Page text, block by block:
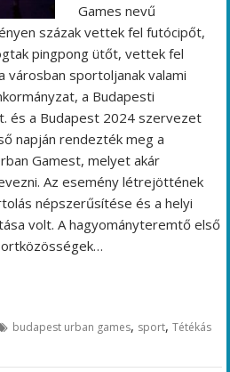
Games nevű
százak vettek fel futócipőt,
pingpong ütőt, vettek fel
városban sportoljanak valami
a Budapesti
és a Budapest 2024 szervezet
napján rendezték meg a
Gamest, melyet akár
Az esemény létrejöttének
népszerűsítése és a helyi
volt. A hagyományteremtő első
budapest urban games, sport,Tétékás